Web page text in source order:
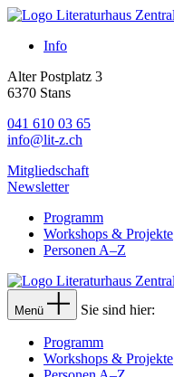
Info
Alter Postplatz 3
6370 Stans
041 610 03 65
info@lit-z.ch
Mitgliedschaft
Newsletter
Programm
Workshops & Projekte
Personen A–Z
Menü Sie sind hier:
Programm
Workshops & Projekte